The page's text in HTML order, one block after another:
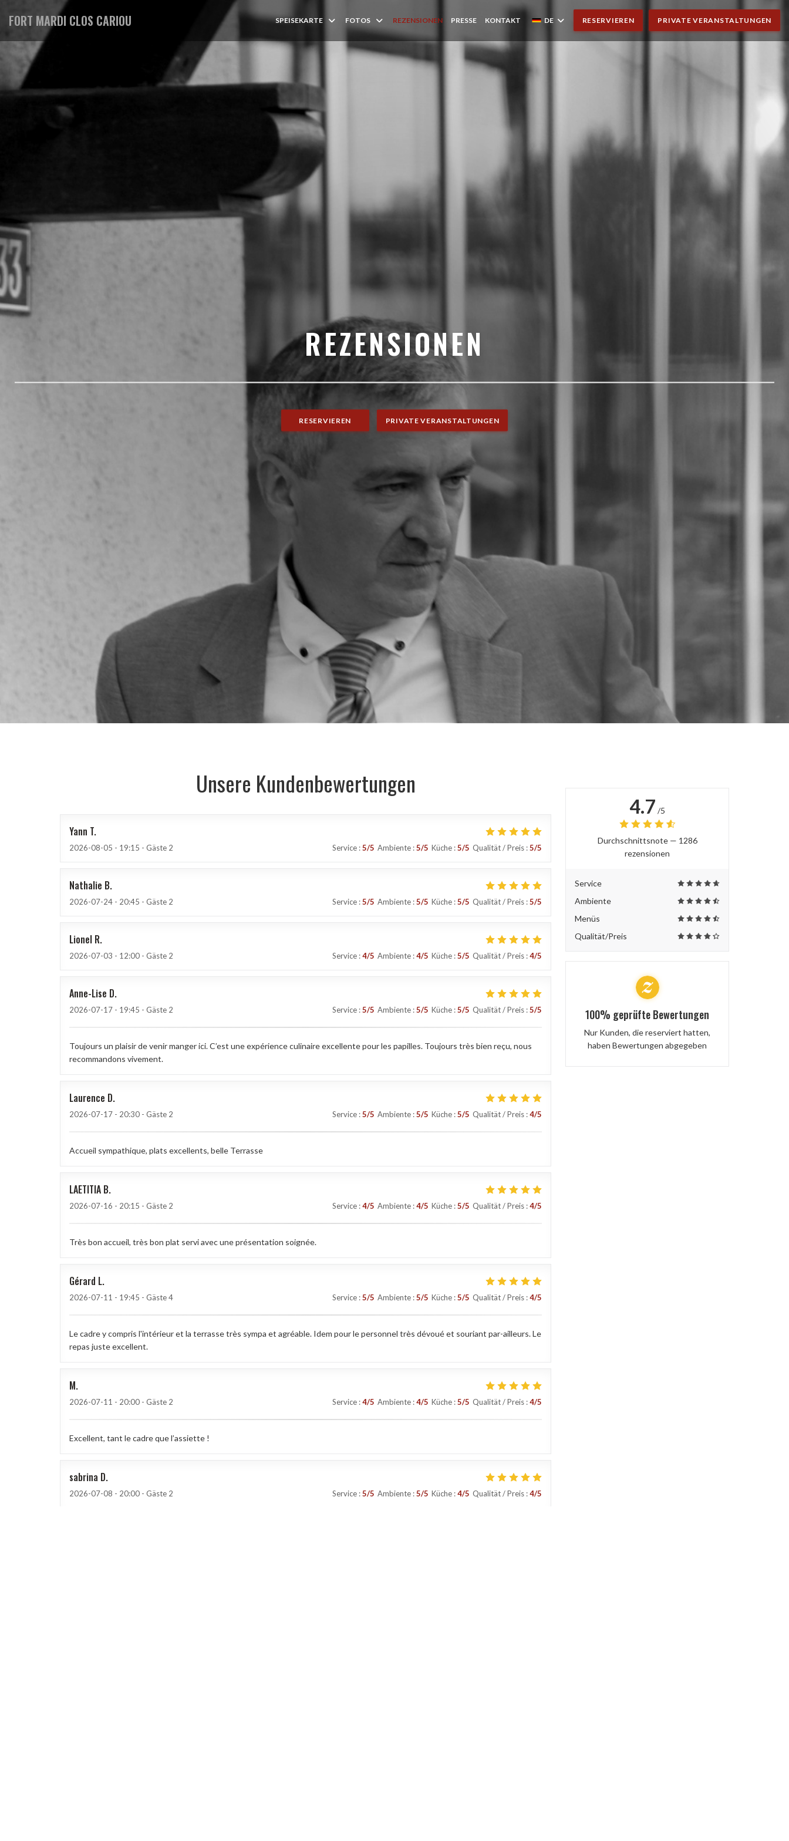
FORT MARDI CLOS CARIOU SPEISEKARTE FOTOS REZENSIONEN PRESSE KONTAKT DE RESERVIEREN PRIVATE VERANSTALTUNGEN
REZENSIONEN
RESERVIEREN PRIVATE VERANSTALTUNGEN
Unsere Kundenbewertungen
Yann T
2026-08-05 - 19:15 - Gäste 2 Service :5/5 Ambiente :5/5 Küche :5/5 Qualität / Preis :5/5
Nathalie B
2026-07-24 - 20:45 - Gäste 2 Service :5/5 Ambiente :5/5 Küche :5/5 Qualität / Preis :5/5
Lionel R
2026-07-03 - 12:00 - Gäste 2 Service :4/5 Ambiente :4/5 Küche :5/5 Qualität / Preis :4/5
Anne-Lise D
2026-07-17 - 19:45 - Gäste 2 Service :5/5 Ambiente :5/5 Küche :5/5 Qualität / Preis :5/5
Toujours un plaisir de venir manger ici. C’est une expérience culinaire excellente pour les papilles. Toujours très bien reçu, nous
recommandons vivement.
Laurence D
2026-07-17 - 20:30 - Gäste 2 Service :5/5 Ambiente :5/5 Küche :5/5 Qualität / Preis :4/5
Accueil sympathique, plats excellents, belle Terrasse
LAETITIA B
2026-07-16 - 20:15 - Gäste 2 Service :4/5 Ambiente :4/5 Küche :5/5 Qualität / Preis :4/5
Très bon accueil, très bon plat servi avec une présentation soignée.
Gérard L
2026-07-11 - 19:45 - Gäste 4 Service :5/5 Ambiente :5/5 Küche :5/5 Qualität / Preis :4/5
Le cadre y compris l'intérieur et la terrasse très sympa et agréable. Idem pour le personnel très dévoué et souriant par-ailleurs. Le
repas juste excellent.
M
2026-07-11 - 20:00 - Gäste 2 Service :4/5 Ambiente :4/5 Küche :5/5 Qualität / Preis :4/5
Excellent, tant le cadre que l’assiette !
sabrina D
2026-07-08 - 20:00 - Gäste 2 Service :5/5 Ambiente :5/5 Küche :4/5 Qualität / Preis :4/5
4.7 /5
Durchschnittsnote — 1286
rezensionen
Service
Ambiente
Menüs
Qualität/Preis
100% geprüfte Bewertungen
Nur Kunden, die reserviert hatten,
haben Bewertungen abgegeben